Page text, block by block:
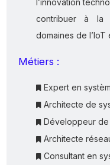
l’innovation
contribuer à la
domaines de
Métiers :
Expert en
Architecte de
Développeur
Architecte
Consultant en